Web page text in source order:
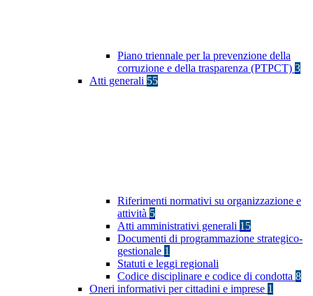
Piano triennale per la prevenzione della
corruzione e della trasparenza (PTPCT) 3
Atti generali 55
Riferimenti normativi su organizzazione e
attività 5
Atti amministrativi generali 15
Documenti di programmazione strategico-
gestionale 1
Statuti e leggi regionali
Codice disciplinare e codice di condotta 8
Oneri informativi per cittadini e imprese 1